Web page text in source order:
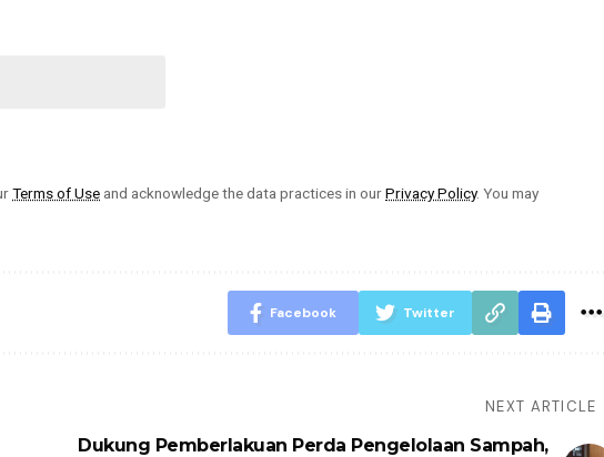
Terms of Use and acknowledge the data practices in ourPrivacy Policy. You may
Facebook Twitter
NEXT ARTICLE
Dukung Pemberlakuan Perda Pengelolaan Sampah,